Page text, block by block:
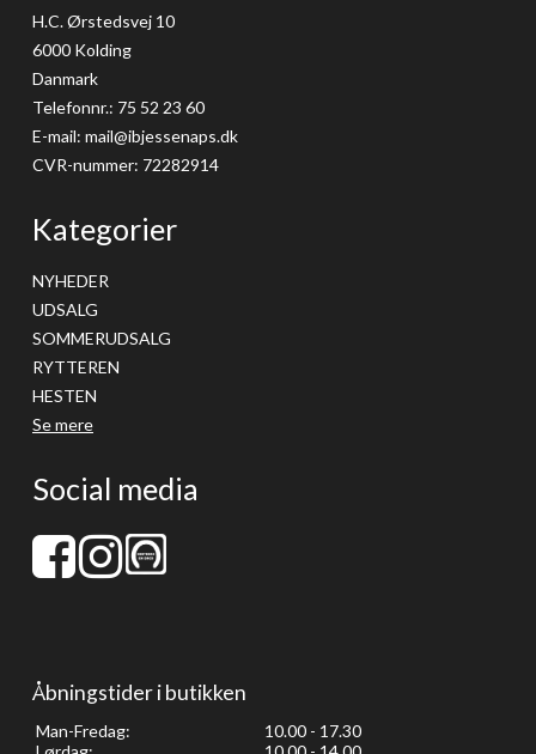
H.C. Ørstedsvej 10
6000 Kolding
Danmark
Telefonnr.: 75 52 23 60
E-mail: mail@ibjessenaps.dk
CVR-nummer: 72282914
Kategorier
NYHEDER
UDSALG
SOMMERUDSALG
RYTTEREN
HESTEN
Se mere
Social media
Åbningstider i butikken
Man-Fredag:
10.00 - 17.30